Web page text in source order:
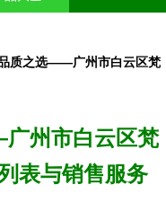
质之选——广州市白云区梵
州市白云区梵
表与销售服务